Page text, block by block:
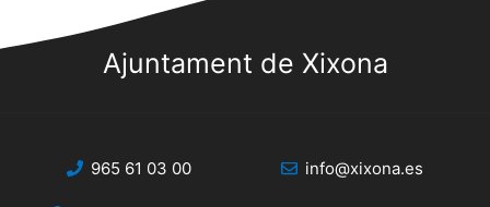
Ajuntament de Xixona
965 61 03 00 info@xixona.es